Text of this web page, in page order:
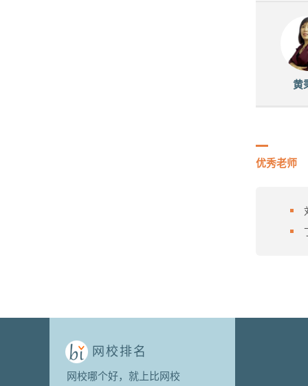
黄
优秀老师
网校排名
网校哪个好，就上比网校